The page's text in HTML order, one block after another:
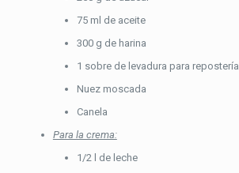
75 ml de aceite
300 g de harina
1 sobre de levadura para repostería
Nuez moscada
Canela
Para la crema:
1/2 l de leche